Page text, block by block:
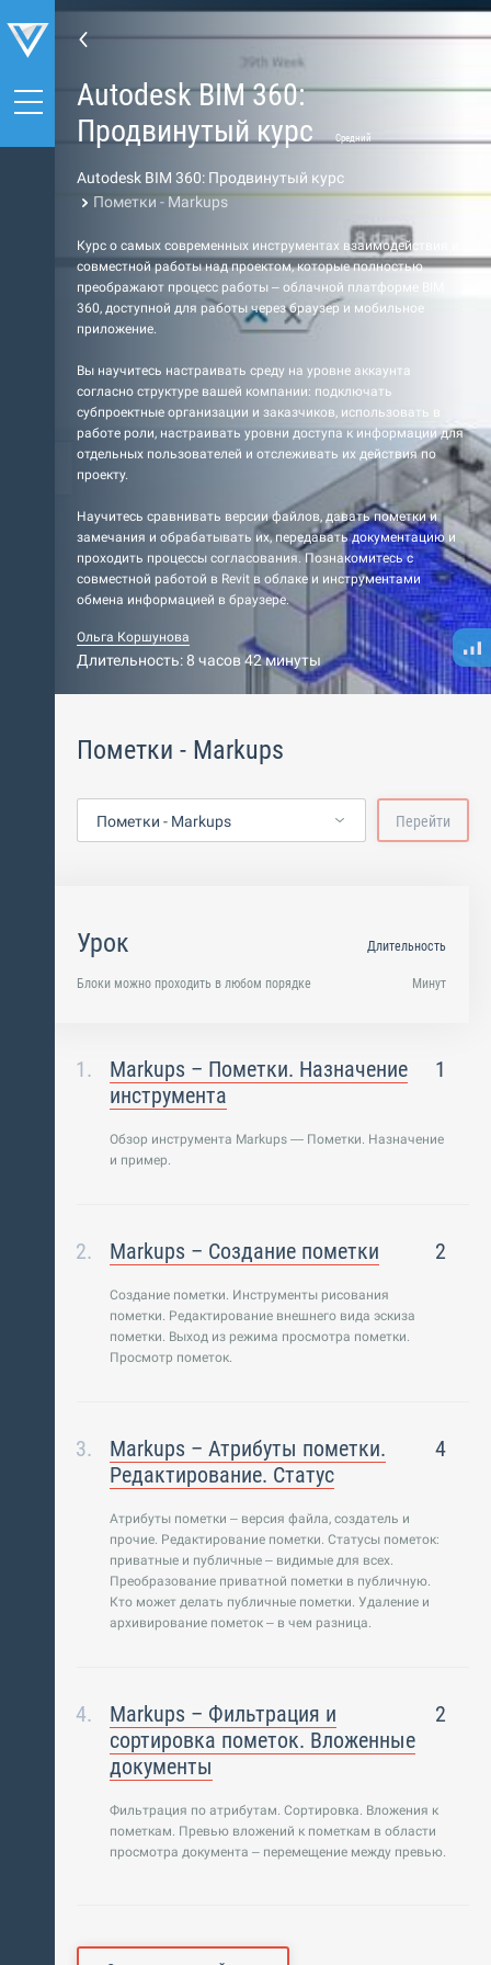
Autodesk BIM 360:
Продвинутый курс
Средний
Autodesk BIM 360: Продвинутый курс
Пометки - Markups
Курс о самых современных инструментах взаимодействия и
совместной работы над проектом, которые полностью
преображают процесс работы – облачной платформе BIM
360, доступной для работы через браузер и мобильное
приложение.
Вы научитесь настраивать среду на уровне аккаунта
согласно структуре вашей компании: подключать
субпроектные организации и заказчиков, использовать в
работе роли, настраивать уровни доступа к информации для
отдельных пользователей и отслеживать их действия по
проекту.
Научитесь сравнивать версии файлов, давать пометки и
замечания и обрабатывать их, передавать документацию и
проходить процессы согласования. Познакомитесь с
совместной работой в Revit в облаке и инструментами
обмена информацией в браузере.
Ольга Коршунова
Длительность: 8 часов 42 минуты
Пометки - Markups
Пометки - Markups Перейти
Урок
Блоки можно проходить в любом порядке
Длительность
Минут
Markups – Пометки. Назначение
инструмента
1
Обзор инструмента Markups — Пометки. Назначение
и пример.
Markups – Создание пометки 2
Создание пометки. Инструменты рисования
пометки. Редактирование внешнего вида эскиза
пометки. Выход из режима просмотра пометки.
Просмотр пометок.
Markups – Атрибуты пометки.
Редактирование. Статус
4
Атрибуты пометки – версия файла, создатель и
прочие. Редактирование пометки. Статусы пометок:
приватные и публичные – видимые для всех.
Преобразование приватной пометки в публичную.
Кто может делать публичные пометки. Удаление и
архивирование пометок – в чем разница.
Markups – Фильтрация и
сортировка пометок. Вложенные
документы
2
Фильтрация по атрибутам. Сортировка. Вложения к
пометкам. Превью вложений к пометкам в области
просмотра документа – перемещение между превью.